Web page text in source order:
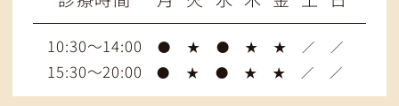
10:30～14:00 ● ★ ● ★ ★ ／ ／
15:30～20:00 ● ★ ● ★ ★ ／ ／